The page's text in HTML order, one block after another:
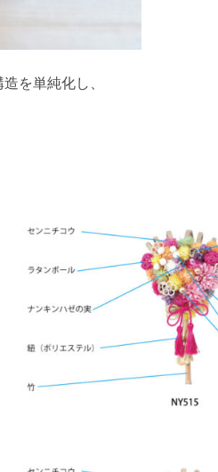
を単純化し、